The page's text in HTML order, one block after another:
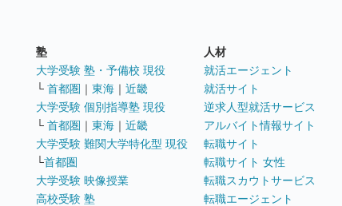
塾
大学受験 塾・予備校 現役
└ 首都圏 ｜ 東海 ｜ 近畿
大学受験 個別指導塾 現役
└ 首都圏 ｜ 東海 ｜ 近畿
大学受験 難関大学特化型 現役
└首都圏
大学受験 映像授業
高校受験 塾
人材
就活エージェント
就活サイト
逆求人型就活サービス
アルバイト情報サイト
転職サイト
転職サイト 女性
転職スカウトサービス
転職エージェント